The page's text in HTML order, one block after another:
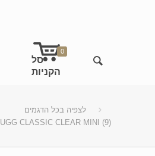
0
לצפיה בכל הדגמים
מגפי האגג קלאסיק קליר UGG CLASSIC CLEAR MINI (9)